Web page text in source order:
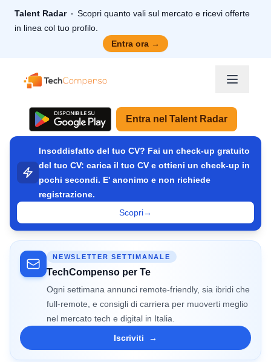
Talent Radar
Scopri quanto vali sul mercato e ricevi offerte
in linea col tuo profilo.
Entra ora →
TechCompenso
Entra nel Talent Radar
Insoddisfatto del tuo CV? Fai un check-up gratuito
del tuo CV: carica il tuo CV e ottieni un check-up in
pochi secondi. E' anonimo e non richiede
registrazione.
Scopri→
NEWSLETTER SETTIMANALE
TechCompenso per Te
Ogni settimana annunci remote-friendly, sia ibridi che
full-remote, e consigli di carriera per muoverti meglio
nel mercato tech e digital in Italia.
Iscriviti
→